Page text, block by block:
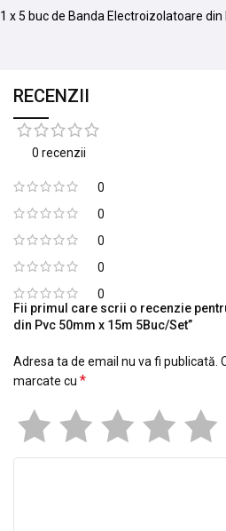
1 x 5 buc de Banda Electroizolatoare din
RECENZII
0 recenzii
0
0
0
0
0
Fii primul care scrii o recenzie
din Pvc 50mm x 15m 5Buc/Set”
Adresa ta de email nu va fi publicată.
marcate cu *